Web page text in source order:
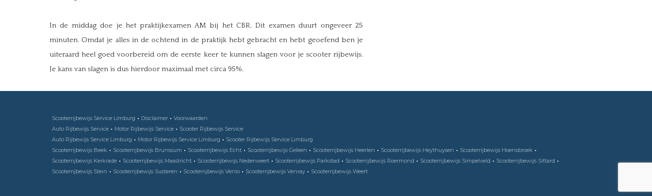
In de middag doe je het praktijkexamen AM bij het CBR. Dit examen duurt ongeveer 25
minuten. Omdat je alles in de ochtend in de praktijk hebt gebracht en hebt geoefend ben je
uiteraard heel goed voorbereid om de eerste keer te kunnen slagen voor je scooter rijbewijs.
Je kans van slagen is dus hierdoor maximaal met circa 95%.
Scooterrijbewijs Service Limburg Disclaimer
Voorwaarden
Auto Rijbewijs Service
Motor Rijbewijs Service
Scooter Rijbewijs Service
Auto Rijbewijs Service Limburg
Motor Rijbewijs Service Limburg
Scooter Rijbewijs Service Limburg
Scooterrijbewijs Beek
Scooterrijbewijs Brunssum Scooterrijbewijs Echt Scooterrijbewijs Geleen Scooterrijbewijs Heerlen Scooterrijbewijs Heythuysen
Scooterrijbewijs Hoensbroek
Scooterrijbewijs Kerkrade
Scooterrijbewijs Maastricht Scooterrijbewijs Nederweert Scooterrijbewijs Parkstad Scooterrijbewijs Roermond Scooterrijbewijs Simpelveld
Scooterrijbewijs Sittard
Scooterrijbewijs Stein
Scooterrijbewijs Susteren Scooterrijbewijs Venlo Scooterrijbewijs Venray Scooterrijbewijs Weert